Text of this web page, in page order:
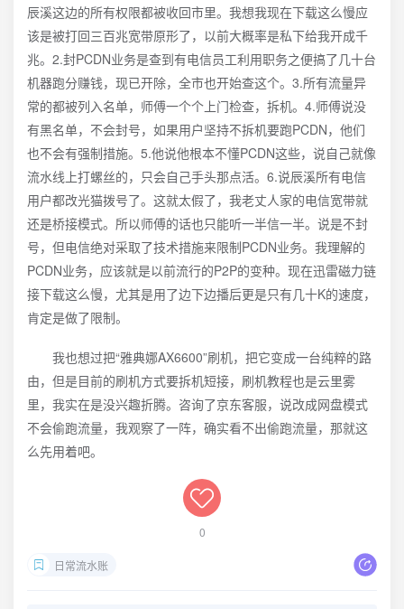
辰溪这边的所有权限都被收回市里。我想我现在下载这么慢应
该是被打回三百兆宽带原形了，以前大概率是私下给我开成千
兆。2.封PCDN业务是查到有电信员工利用职务之便搞了几十台
机器跑分赚钱，现已开除，全市也开始查这个。3.所有流量异
常的都被列入名单，师傅一个个上门检查，拆机。4.师傅说没
有黑名单，不会封号，如果用户坚持不拆机要跑PCDN，他们
也不会有强制措施。5.他说他根本不懂PCDN这些，说自己就像
流水线上打螺丝的，只会自己手头那点活。6.说辰溪所有电信
用户都改光猫拨号了。这就太假了，我老丈人家的电信宽带就
还是桥接模式。所以师傅的话也只能听一半信一半。说是不封
号，但电信绝对采取了技术措施来限制PCDN业务。我理解的
PCDN业务，应该就是以前流行的P2P的变种。现在迅雷磁力链
接下载这么慢，尤其是用了边下边播后更是只有几十K的速度，
肯定是做了限制。
我也想过把“雅典娜AX6600”刷机，把它变成一台纯粹的路
由，但是目前的刷机方式要拆机短接，刷机教程也是云里雾
里，我实在是没兴趣折腾。咨询了京东客服，说改成网盘模式
不会偷跑流量，我观察了一阵，确实看不出偷跑流量，那就这
么先用着吧。
0
日常流水账